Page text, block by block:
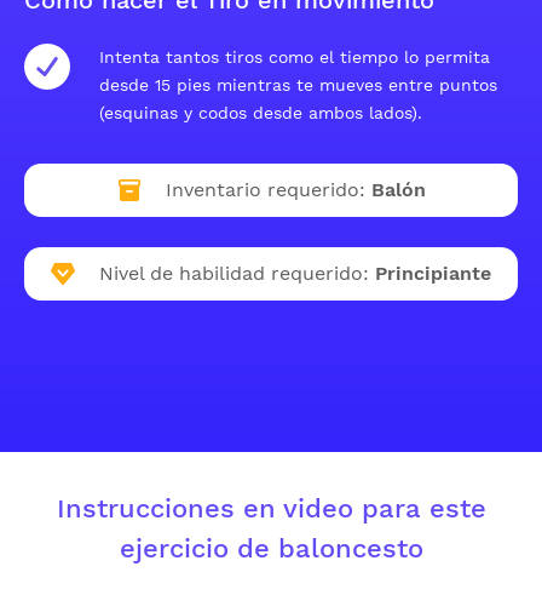
Intenta tantos tiros como el tiempo lo permita
desde 15 pies mientras te mueves entre puntos
(esquinas y codos desde ambos lados).
Inventario requerido: Balón
Nivel de habilidad requerido: Principiante
Instrucciones en video para este
ejercicio de baloncesto